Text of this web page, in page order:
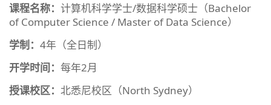
课程名称： 计算机科学学士/数据科学硕士（Bachelor
of Computer Science / Master of Data Science）
学制： 4年（全日制）
开学时间： 每年2月
授课校区： 北悉尼校区（North Sydney）